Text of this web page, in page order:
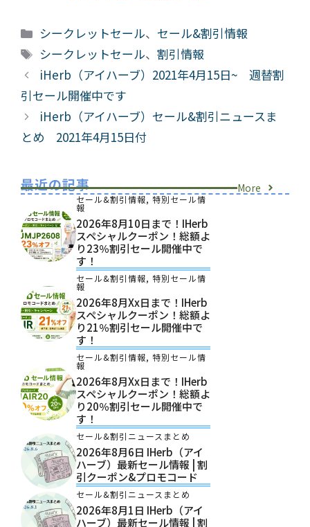
カ
テ
ゴ
リ
ー
シークレットセール、 セール&割引情報
タ
グ
シークレットセール、割引情報
iHerb（アイハーブ）2021年4月15日~ 週替割
引セール開催中です
iHerb（アイハーブ）セール&割引ニュースま
とめ 2021年4月15日付
最近の記事 More
セール&割引情報, 特別セール情
報
2026年8月10日まで！iHerb
スペシャルクーポン！総額よ
り23％割引セール開催中で
す！
セール&割引情報, 特別セール情
報
2026年8月xx日まで！iHerb
スペシャルクーポン！総額よ
り21％割引セール開催中で
す！
セール&割引情報, 特別セール情
報
2026年8月xx日まで！iHerb
スペシャルクーポン！総額よ
り20％割引セール開催中で
す！
セール&割引ニュースまとめ
2026年8月6日 IHerb（アイ
ハーブ）最新セール情報 | 割
引クーポン&プロモコード
セール&割引ニュースまとめ
2026年8月1日 IHerb（アイ
ハーブ）最新セール情報 | 割